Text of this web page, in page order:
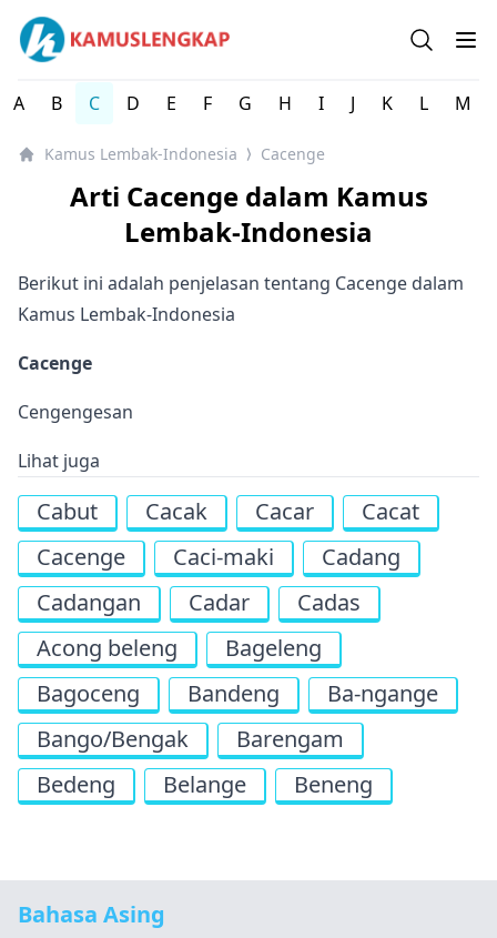
Kamus Lengkap Lembak-Indonesia - Kamus Bahasa
Open
A B C D E F G H I J K L M
Kamus Lembak-Indonesia ⟩ Cacenge
Arti Cacenge dalam Kamus
Lembak-Indonesia
Berikut ini adalah penjelasan tentang Cacenge dalam
Kamus Lembak-Indonesia
Cacenge
Cengengesan
Lihat juga
Cabut Cacak Cacar
Cacat
Cacenge
Caci-maki
Cadang
Cadangan
Cadar
Cadas
Acong beleng
Bageleng
Bagoceng
Bandeng
Ba-ngange
Bango/Bengak
Barengam
Bedeng
Belange Beneng
Bahasa Asing